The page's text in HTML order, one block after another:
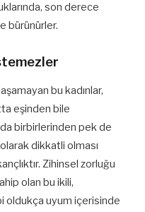
son derece
bürünürler.
bu kadınlar,
eşinden bile
birbirlerinden pek de
dikkatli olması
Zihinsel zorluğu
olan bu ikili,
oldukça uyum içerisinde